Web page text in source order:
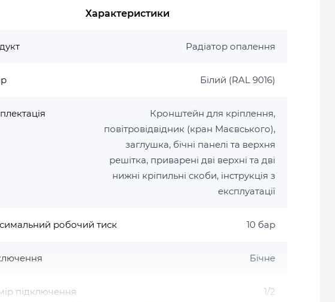
Характеристики
Радіатор опалення
Білий (RAL 9016)
Кронштейн для кріплення,
повітровідвідник (кран Маєвського),
заглушка, бічні панелі та верхня
решітка, приварені дві верхні та дві
нижні кріпильні скоби, інструкція з
експлуатації
робочий тиск 10 бар
Бічне
підключення 1/2